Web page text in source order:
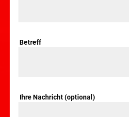
Betreff
Ihre Nachricht (optional)